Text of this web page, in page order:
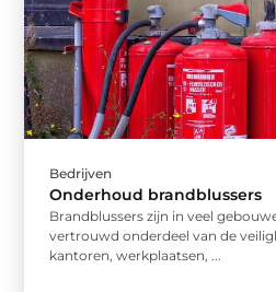
Bedrijven
Onderhoud brandblussers
Brandblussers zijn in veel
vertrouwd onderdeel van de
kantoren, werkplaatsen, ...